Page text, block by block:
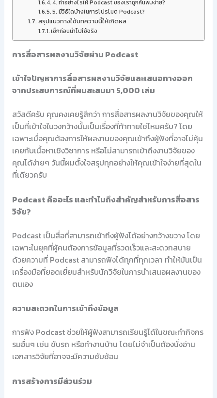
4. ทำอย่างไรให้ Podcast ของเราถูกค้นพบง่าย?
5. มีวิธีใดบ้างในการโปรโมต Podcast?
สรุปแนวทางใช้บทความนี้ให้เกิดผล
เช็กก่อนนำไปใช้จริง
การสื่อสารผลงานวิจัยผ่าน Podcast
เข้าใจปัญหาการสื่อสารผลงานวิจัยและเสนอทางออก
จากประสบการณ์ที่ผมสะสมมา 5,000 เล่ม
สวัสดีครับ คุณคงเคยรู้สึกว่า การสื่อสารผลงานวิจัยของคุณให้
เป็นที่เข้าใจในวงกว้างนั้นเป็นเรื่องที่ท้าทายใช่ไหมครับ? โดย
เฉพาะเมื่อคุณต้องการให้ผลงานของคุณเข้าถึงผู้ฟังที่อาจไม่คุ้น
เคยกับเนื้อหาเชิงวิชาการ หรือไม่สามารถเข้าถึงงานวิจัยของ
คุณได้ง่ายๆ วันนี้ผมตั้งใจสรุปทุกอย่างให้คุณเข้าใจง่ายที่สุดใน
ที่เดียวครับ
Podcast คืออะไร และทำไมถึงสำคัญสำหรับการสื่อสาร
วิจัย?
Podcast เป็นสื่อที่สามารถเข้าถึงผู้ฟังได้อย่างกว้างขวาง โดย
เฉพาะในยุคที่ผู้คนต้องการข้อมูลที่รวดเร็วและสะดวกสบาย
ด้วยความที่ Podcast สามารถฟังได้ทุกที่ทุกเวลา ทำให้มันเป็น
เครื่องมือที่ยอดเยี่ยมสำหรับนักวิจัยในการนำเสนอผลงานของ
ตนเอง
ความสะดวกในการเข้าถึงข้อมูล
การฟัง Podcast ช่วยให้ผู้ฟังสามารถเรียนรู้ได้ในขณะทำกิจกร
รมอื่นๆ เช่น ขับรถ หรือทำงานบ้าน โดยไม่จำเป็นต้องนั่งอ่าน
เอกสารวิจัยที่อาจจะมีความซับซ้อน
การสร้างการมีส่วนร่วม